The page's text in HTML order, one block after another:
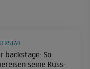
backstage: So
seine Kuss-